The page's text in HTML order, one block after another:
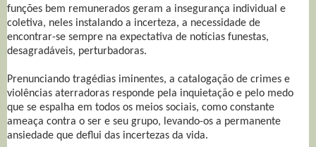
funções bem remunerados geram a insegurança individual e
coletiva, neles instalando a incerteza, a necessidade de
encontrar-se sempre na expectativa de notícias funestas,
desagradáveis, perturbadoras.
Prenunciando tragédias iminentes, a catalogação de crimes e
violências aterradoras responde pela inquietação e pelo medo
que se espalha em todos os meios sociais, como constante
ameaça contra o ser e seu grupo, levando-os a permanente
ansiedade que deflui das incertezas da vida.